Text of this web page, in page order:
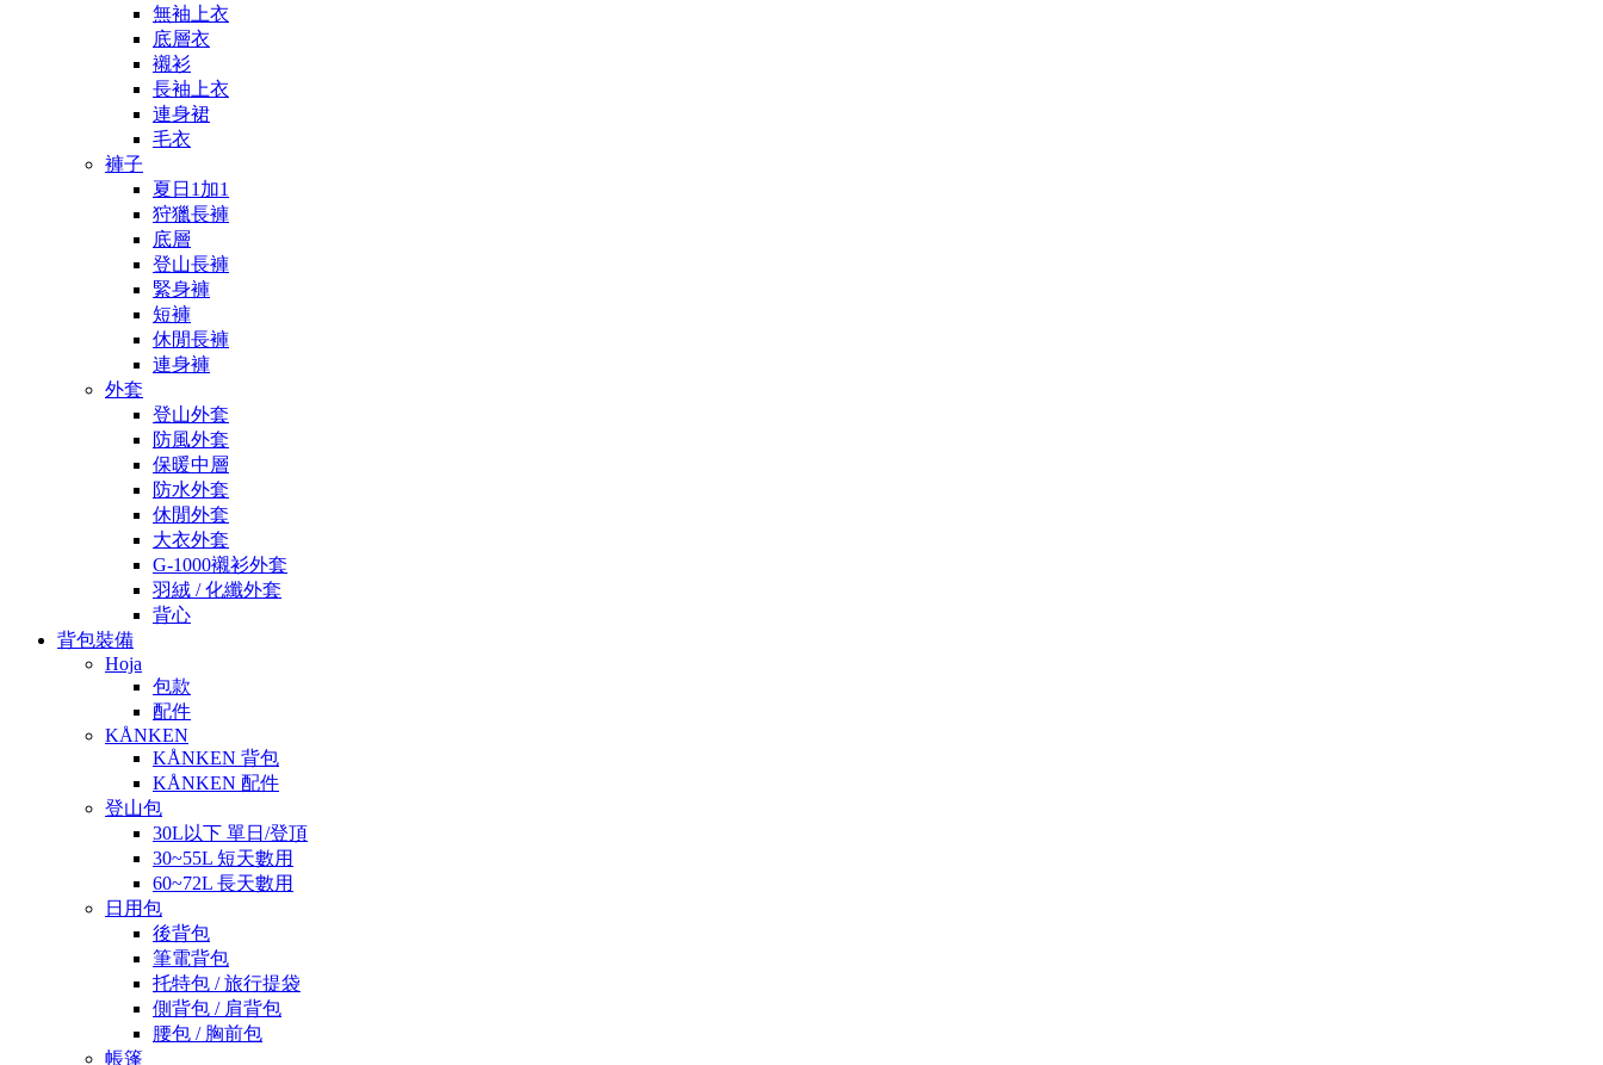
無袖上衣
底層衣
襯衫
長袖上衣
連身裙
毛衣
褲子
夏日1加1
狩獵長褲
底層
登山長褲
緊身褲
短褲
休閒長褲
連身褲
外套
登山外套
防風外套
保暖中層
防水外套
休閒外套
大衣外套
G-1000襯衫外套
羽絨 / 化纖外套
背心
背包裝備
Hoja
包款
配件
KÅNKEN
KÅNKEN 背包
KÅNKEN 配件
登山包
30L以下 單日/登頂
30~55L 短天數用
60~72L 長天數用
日用包
後背包
筆電背包
托特包 / 旅行提袋
側背包 / 肩背包
腰包 / 胸前包
帳篷